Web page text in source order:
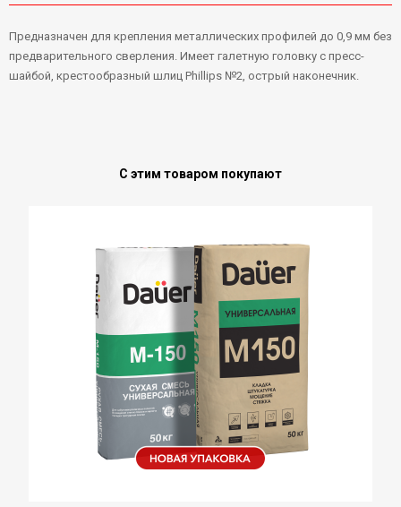
Предназначен для крепления металлических профилей до 0,9 мм без
предварительного сверления. Имеет галетную головку с пресс-
шайбой, крестообразный шлиц Phillips №2, острый наконечник.
С этим товаром покупают